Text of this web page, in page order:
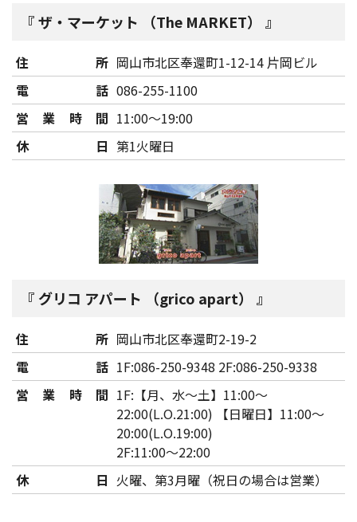
ザ・マーケット （The MARKET）
住所 岡山市北区奉還町1-12-14 片岡ビル
電話 086-255-1100
営業時間 11:00～19:00
休日 第1火曜日
グリコ アパート （grico apart）
住所 岡山市北区奉還町2-19-2
電話 1F:086-250-9348 2F:086-250-9338
営業時間 1F:【月、水～土】11:00～
22:00(L.O.21:00) 【日曜日】11:00～
20:00(L.O.19:00)
2F:11:00～22:00
休日 火曜、第3月曜（祝日の場合は営業）